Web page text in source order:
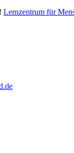
Lernzentrum für